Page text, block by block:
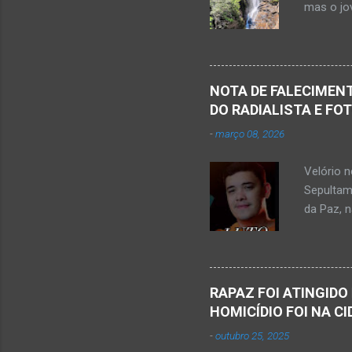
mas o
Mato
feira,
Minas.
Rosa,
NOTA DE
DO RADIALISTA E
-março 08, 2026
Velório
da Paz,
desse
Nardone
Sílvio da
RAPAZ FOI
HOMICÍDIO FOI NA
-outubro 25, 2025